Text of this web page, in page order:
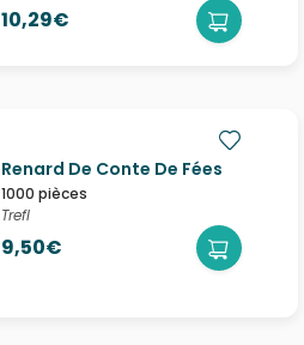
10,29€
Renard De Conte De Fées
1000 pièces
Trefl
9,50€